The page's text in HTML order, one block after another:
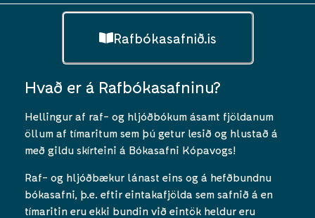
Rafbókasafnið.is
Hvað er á Rafbókasafninu?
Hellingur af raf- og hljóðbókum ásamt fjöldanum
öllum af tímaritum sem þú getur lesið og hlustað á
með gildu skírteini á Bókasafni Kópavogs!
Raf- og hljóðbækur lánast eins og á hefðbundnu
bókasafni, þ.e. eftir eintakafjölda sem safnið á en
tímaritin eru ekki bundin við eintök heldur eru